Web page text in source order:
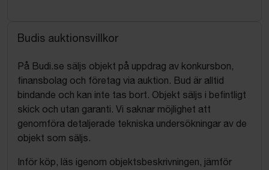
Budis auktionsvillkor
På Budi.se säljs objekt på uppdrag av konkursbon,
finansbolag och företag via auktion. Bud är alltid
bindande och kan inte tas bort. Objekt säljs i befintligt
skick och utan garanti. Vi saknar möjlighet att
genomföra detaljerade tekniska undersökningar av de
objekt som säljs.
Inför köp, läs igenom objektsbeskrivningen, jämför